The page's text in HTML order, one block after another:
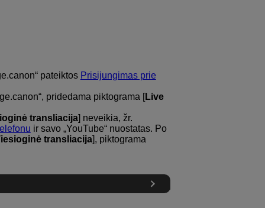
pateiktos Prisijungimas prie
pridedama piktograma [Live
transliacija] neveikia, žr.
ir savo „YouTube“ nuostatas. Po
transliacija], piktograma